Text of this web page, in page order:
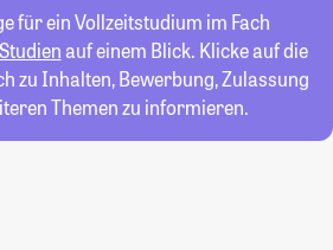
für ein Vollzeitstudium im Fach
auf einem Blick. Klicke auf die
zu Inhalten, Bewerbung, Zulassung
Themen zu informieren.